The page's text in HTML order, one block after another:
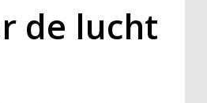
CIN-meldingen
de lucht